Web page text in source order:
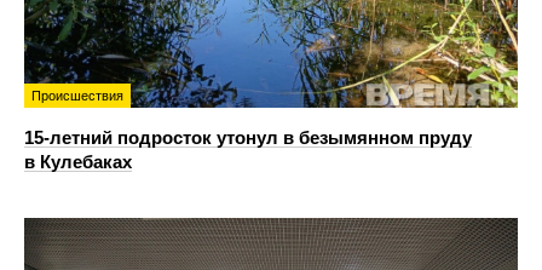
Происшествия
15-летний подросток утонул в безымянном пруду
в Кулебаках